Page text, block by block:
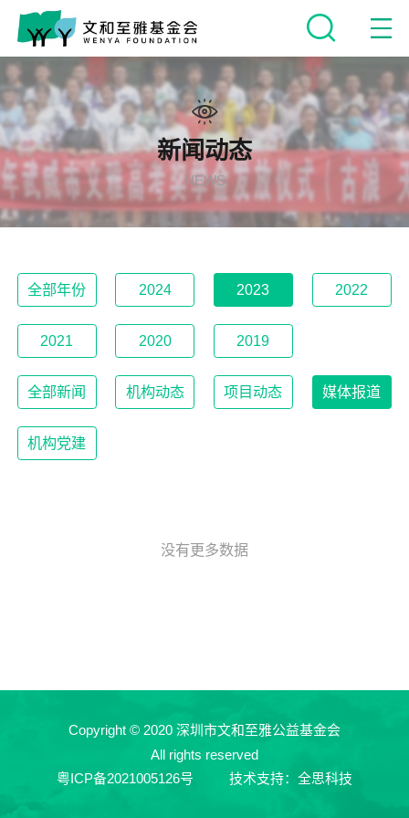
新闻动态
NEWS
全部年份 2024 2023 2022
2021 2020 2019
全部新闻 机构动态 项目动态 媒体报道
机构党建
没有更多数据
Copyright © 2020 深圳市文和至雅公益基金会
All rights reserved
粤ICP备2021005126号
技术支持：全思科技